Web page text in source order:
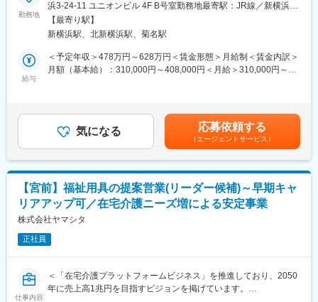
環境の実現
・ビジネスモデルの変革：10万人のご利用者様のデータを蓄積
し、予防や予知へサービス展開
確化、年4回の昇給など)
また、男性も3割以上の方が育休を取得しており、お休みが取りや
すい環境です。
■業界動向
今後さらに介護人口が増えていく中で、介護人材も不足するとさ
れているため、介護施設や直接介護を担うサービスの提供が困難
になっていくことが懸念されています。
福祉用具のレンタルサービスは、在宅介護サービスを受けている
方の7割近くが利用している重要な社会インフラです。介護業界の
変更の範囲：本文参照
■業務内容：【変更の範囲：会社の定める業務】
・居宅介護支援事業者等に福祉用具のレンタル・販売の営業
・利用者に最適な用具の選定、納品、相談対応
・商材は、介護ベッド関連用具、移動関連用具（車いす、歩行器
など）、入浴関連用品、排泄関連用品生活関連用品
営業先はケアマネジャーとなり、ケアマネジャーからの紹介で一
般ユーザー（個人の方々）への福祉用具の選定・相談を行いま
(3)納品後に最適に用具が利用されているか、アフターフォローま
で実施
ケアマネジャーとの信頼関係を構築していく営業活動です。
要望を伺うだけでなく、ケアマネジャーも気づいていないニーズ
を発掘し、提案営業を行います。
※福祉用具…介護ベッド関連用具、歩行器、入浴関連用品等
■魅力
仕事のやりがいがより良いご利用者様の体験を実現できるという
勤務地
浜3-24-11 ユニオンビル 4F B号室勤務地最寄駅：JR線／新横浜駅
駅受動喫煙対策：屋内全面禁煙変更の範囲：本文参照
【最寄り駅】
新横浜駅、北新横浜駅、菊名駅
給与
＜予定年収＞478万円～628万円＜賃金形態＞月給制＜賃金内訳＞
月額（基本給）：310,000円～408,000円＜月給＞310,000円～
までも目安の金額であり、選考を通じて上下する可能性がありま
す。月給(月額)は固定手当を含めた表記です。
気になる 応募依頼する
（エージェントサービス）
【宮前】福祉用具の提案営業(リーダー候補)～早期キャ
リアアップ可／在宅介護ニーズ増による安定事業
株式会社ヤマシタ
正社員
仕事内容
＜「在宅介護プラットフォームビジネス」を推進しており、2050
年に売上高1兆円を目指すビジョンを掲げています。